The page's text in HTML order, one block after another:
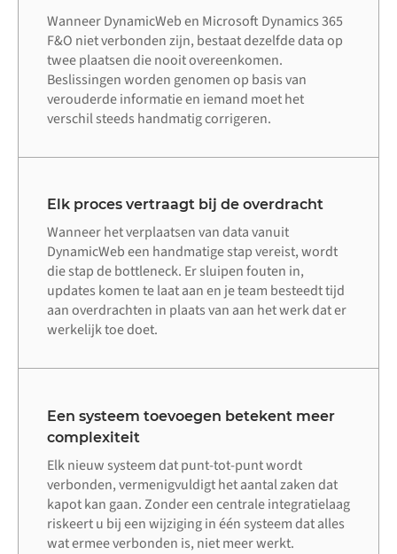
Wanneer DynamicWeb en Microsoft Dynamics 365
F&O niet verbonden zijn, bestaat dezelfde data op
twee plaatsen die nooit overeenkomen.
Beslissingen worden genomen op basis van
verouderde informatie en iemand moet het
verschil steeds handmatig corrigeren.
Elk proces vertraagt bij de overdracht
Wanneer het verplaatsen van data vanuit
DynamicWeb een handmatige stap vereist, wordt
die stap de bottleneck. Er sluipen fouten in,
updates komen te laat aan en je team besteedt tijd
aan overdrachten in plaats van aan het werk dat er
werkelijk toe doet.
Een systeem toevoegen betekent meer
complexiteit
Elk nieuw systeem dat punt-tot-punt wordt
verbonden, vermenigvuldigt het aantal zaken dat
kapot kan gaan. Zonder een centrale integratielaag
riskeert u bij een wijziging in één systeem dat alles
wat ermee verbonden is, niet meer werkt.